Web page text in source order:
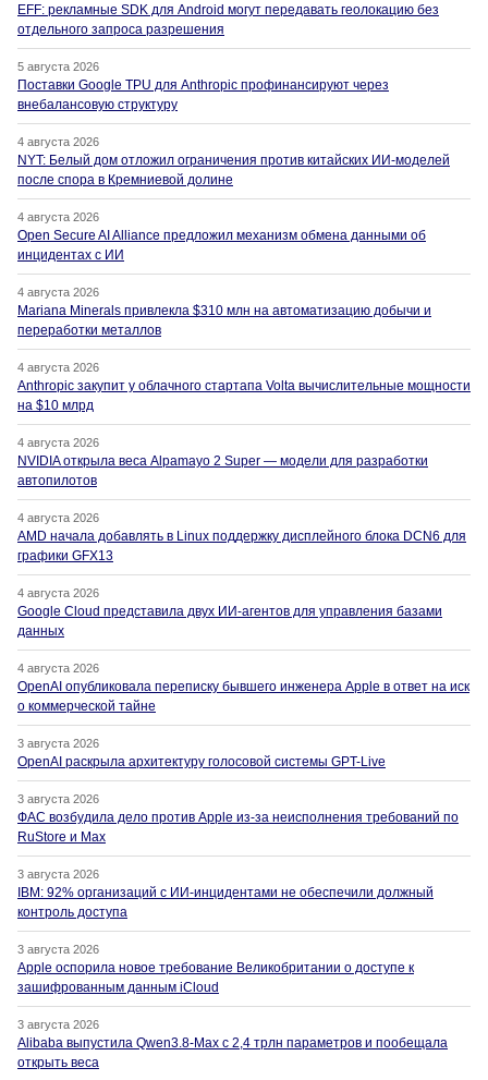
EFF: рекламные SDK для Android могут передавать геолокацию без
отдельного запроса разрешения
5 августа 2026
Поставки Google TPU для Anthropic профинансируют через
внебалансовую структуру
4 августа 2026
NYT: Белый дом отложил ограничения против китайских ИИ-моделей
после спора в Кремниевой долине
4 августа 2026
Open Secure AI Alliance предложил механизм обмена данными об
инцидентах с ИИ
4 августа 2026
Mariana Minerals привлекла $310 млн на автоматизацию добычи и
переработки металлов
4 августа 2026
Anthropic закупит у облачного стартапа Volta вычислительные мощности
на $10 млрд
4 августа 2026
NVIDIA открыла веса Alpamayo 2 Super — модели для разработки
автопилотов
4 августа 2026
AMD начала добавлять в Linux поддержку дисплейного блока DCN6 для
графики GFX13
4 августа 2026
Google Cloud представила двух ИИ-агентов для управления базами
данных
4 августа 2026
OpenAI опубликовала переписку бывшего инженера Apple в ответ на иск
о коммерческой тайне
3 августа 2026
OpenAI раскрыла архитектуру голосовой системы GPT-Live
3 августа 2026
ФАС возбудила дело против Apple из-за неисполнения требований по
RuStore и Max
3 августа 2026
IBM: 92% организаций с ИИ-инцидентами не обеспечили должный
контроль доступа
3 августа 2026
Apple оспорила новое требование Великобритании о доступе к
зашифрованным данным iCloud
3 августа 2026
Alibaba выпустила Qwen3.8-Max с 2,4 трлн параметров и пообещала
открыть веса